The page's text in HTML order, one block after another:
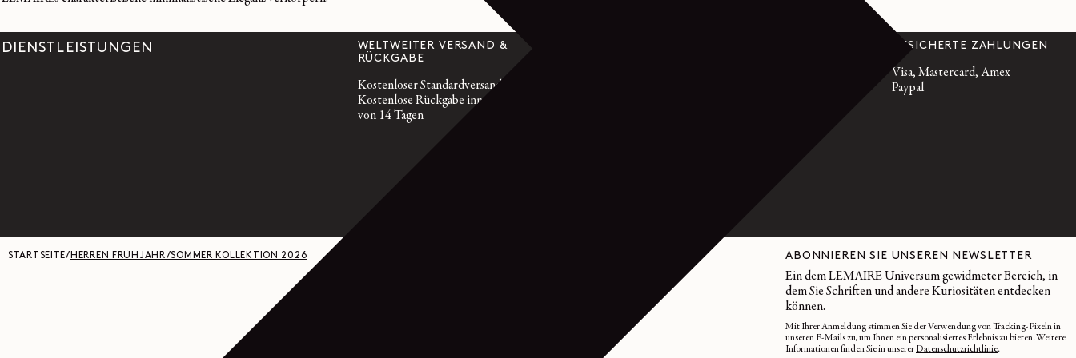
DIENSTLEISTUNGEN
WELTWEITER VERSAND &
RÜCKGABE
Kostenloser Standardversand
Kostenlose Rückgabe innerhalb
von 14 Tagen
GESICHERTE ZAHLUNGEN
Visa, Mastercard, Amex
Paypal
STARTSEITE/ HERREN FRÜHJAHR/SOMMER KOLLEKTION 2026 ABONNIEREN SIE UNSEREN NEWSLETTER
Ein dem LEMAIRE Universum gewidmeter Bereich, in
dem Sie Schriften und andere Kuriositäten entdecken
können.
Mit Ihrer Anmeldung stimmen Sie der Verwendung von Tracking-Pixeln in
unseren E-Mails zu, um Ihnen ein personalisiertes Erlebnis zu bieten. Weitere
Informationen finden Sie in unserer Datenschutzrichtlinie.